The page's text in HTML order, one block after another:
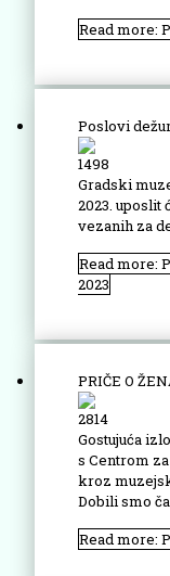
Read more:
Poslovi
1498
Gradski
2023. uposlit
vezanih za
Read more:
2023
PRIČE O
2814
Gostujuća
s Centrom
kroz
Dobili smo
Read more: